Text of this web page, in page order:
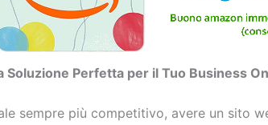
Soluzione Perfetta per il Tuo Business
sempre più competitivo, avere un sito